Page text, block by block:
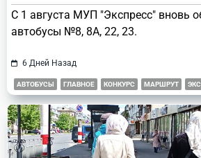
С 1 августа МУП "Экспресс" вновь
автобусы №8, 8А, 22, 23.
6 Дней Назад
АВТОБУСЫ ГЛАВНОЕ КОНКУРС МАРШРУТ